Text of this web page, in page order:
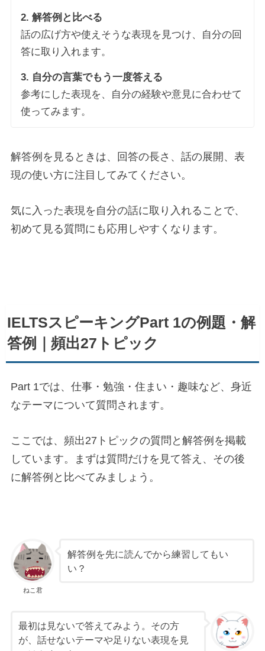
2. 解答例と比べる
話の広げ方や使えそうな表現を見つけ、自分の回
答に取り入れます。
3. 自分の言葉でもう一度答える
参考にした表現を、自分の経験や意見に合わせて
使ってみます。
解答例を見るときは、回答の長さ、話の展開、表
現の使い方に注目してみてください。
気に入った表現を自分の話に取り入れることで、
初めて見る質問にも応用しやすくなります。
IELTSスピーキングPart 1の例題・解
答例｜頻出27トピック
Part 1では、仕事・勉強・住まい・趣味など、身近
なテーマについて質問されます。
ここでは、頻出27トピックの質問と解答例を掲載
しています。まずは質問だけを見て答え、その後
に解答例と比べてみましょう。
ねこ君
解答例を先に読んでから練習してもい
い？
最初は見ないで答えてみよう。その方
が、話せないテーマや足りない表現を見